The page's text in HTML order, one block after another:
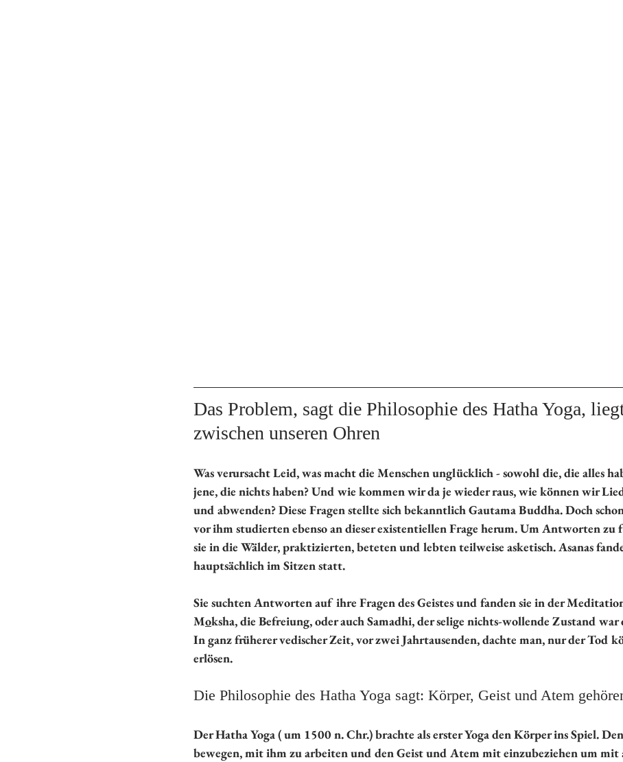
Das Problem, sagt die Philosophie des Hatha Yoga,
zwischen unseren Ohren
Was verursacht Leid, was macht die Menschen unglücklich - sowohl die, die alles
jene, die nichts haben? Und wie kommen wir da je wieder raus, wie können wir
und abwenden? Diese Fragen stellte sich bekanntlich Gautama Buddha. Doch
vor ihm studierten ebenso an dieser existentiellen Frage herum. Um Antworten zu
sie in die Wälder, praktizierten, beteten und lebten teilweise asketisch. Asanas
hauptsächlich im Sitzen statt.
Sie suchten Antworten auf ihre Fragen des Geistes und fanden sie in der
Moksha, die Befreiung, oder auch Samadhi, der selige nichts-wollende Zustand war
In ganz früherer vedischer Zeit, vor zwei Jahrtausenden, dachte man, nur der Tod
erlösen.
Die Philosophie des Hatha Yoga sagt: Körper, Geist und Atem
Der Hatha Yoga ( um 1500 n. Chr.) brachte als erster Yoga den Körper ins Spiel.
bewegen, mit ihm zu arbeiten und den Geist und Atem mit einzubeziehen um mit